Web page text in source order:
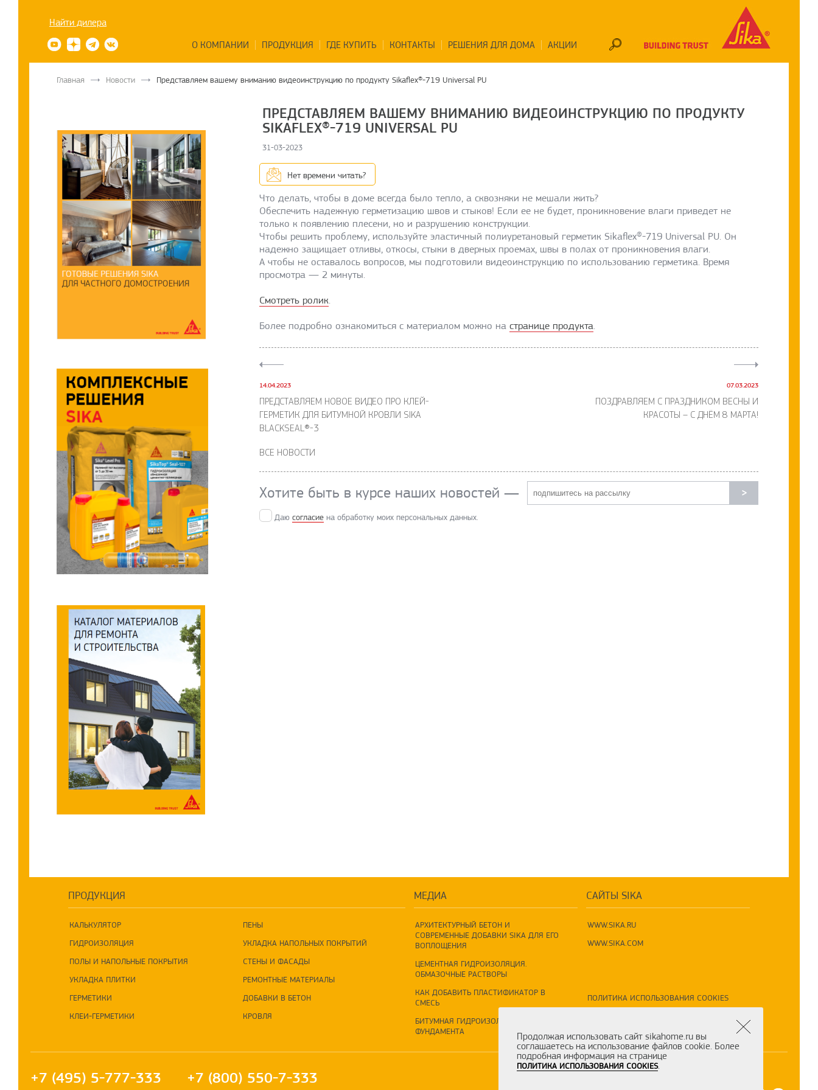
Найти дилера
О КОМПАНИИ ПРОДУКЦИЯ ГДЕ КУПИТЬ КОНТАКТЫ РЕШЕНИЯ ДЛЯ ДОМА АКЦИИ
Главная Новости Представляем вашему вниманию видеоинструкцию по продукту Sikaflex®-719 Universal PU
ПРЕДСТАВЛЯЕМ ВАШЕМУ ВНИМАНИЮ ВИДЕОИНСТРУКЦИЮ ПО ПРОДУКТУ
SIKAFLEX®-719 UNIVERSAL PU
31-03-2023
Нет времени читать?
Что делать, чтобы в доме всегда было тепло, а сквозняки не мешали жить?
Обеспечить надежную герметизацию швов и стыков! Если ее не будет, проникновение влаги приведет не
только к появлению плесени, но и разрушению конструкции.
Чтобы решить проблему, используйте эластичный полиуретановый герметик Sikaflex®-719 Universal PU. Он
надежно защищает отливы, откосы, стыки в дверных проемах, швы в полах от проникновения влаги.
А чтобы не оставалось вопросов, мы подготовили видеоинструкцию по использованию герметика. Время
просмотра — 2 минуты.
Смотреть ролик.
Более подробно ознакомиться с материалом можно на странице продукта.
14.04.2023
ПРЕДСТАВЛЯЕМ НОВОЕ ВИДЕО ПРО КЛЕЙ-
ГЕРМЕТИК ДЛЯ БИТУМНОЙ КРОВЛИ SIKA
BLACKSEAL®-3
07.03.2023
ПОЗДРАВЛЯЕМ С ПРАЗДНИКОМ ВЕСНЫ И
КРАСОТЫ – С ДНЁМ 8 МАРТА!
ВСЕ НОВОСТИ
Хотите быть в курсе наших новостей — >
Даю согласие на обработку моих персональных данных.
ПРОДУКЦИЯ
КАЛЬКУЛЯТОР
ГИДРОИЗОЛЯЦИЯ
ПОЛЫ И НАПОЛЬНЫЕ ПОКРЫТИЯ
УКЛАДКА ПЛИТКИ
ГЕРМЕТИКИ
КЛЕИ-ГЕРМЕТИКИ
ПЕНЫ
УКЛАДКА НАПОЛЬНЫХ ПОКРЫТИЙ
СТЕНЫ И ФАСАДЫ
РЕМОНТНЫЕ МАТЕРИАЛЫ
ДОБАВКИ В БЕТОН
КРОВЛЯ
МЕДИА
АРХИТЕКТУРНЫЙ БЕТОН И
СОВРЕМЕННЫЕ ДОБАВКИ SIKA ДЛЯ ЕГО
ВОПЛОЩЕНИЯ
ЦЕМЕНТНАЯ ГИДРОИЗОЛЯЦИЯ.
ОБМАЗОЧНЫЕ РАСТВОРЫ
КАК ДОБАВИТЬ ПЛАСТИФИКАТОР В
СМЕСЬ
БИТУМНАЯ ГИДРОИЗОЛЯЦИЯ
ФУНДАМЕНТА
САЙТЫ SIKA
WWW.SIKA.RU
WWW.SIKA.COM
ПОЛИТИКА ИСПОЛЬЗОВАНИЯ COOKIES
+7 (495) 5-777-333 +7 (800) 550-7-333
Продолжая использовать сайт sikahome.ru вы
соглашаетесь на использование файлов cookie. Более
подробная информация на странице
ПОЛИТИКА ИСПОЛЬЗОВАНИЯ COOKIES.